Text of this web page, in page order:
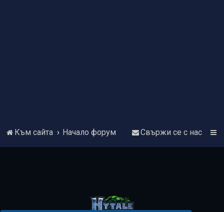
Към сайта Начало форум Свържи се с нас